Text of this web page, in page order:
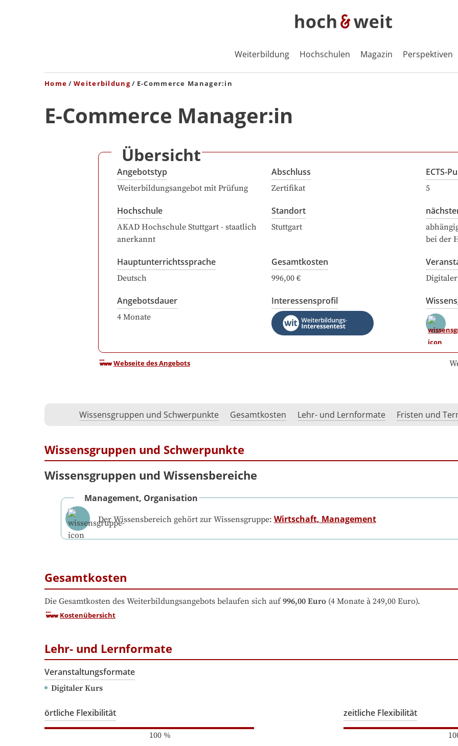
Weiterbildung Hochschulen Magazin Perspektiven
Home Weiterbildung E-Commerce Manager:in
E-Commerce Manager:in
Übersicht
Angebotstyp
Weiterbildungsangebot mit Prüfung
Abschluss
Zertifikat
ECTS-
5
Hochschule
AKAD Hochschule Stuttgart - staatlich
anerkannt
Standort
Stuttgart
bei der
Hauptunterrichtssprache
Deutsch
Gesamtkosten
996,00 €
Angebotsdauer
4 Monate
Interessensprofil
Webseite des Angebots
Wissensgruppen und Schwerpunkte Gesamtkosten Lehr- und Lernformate Fristen und
Wissensgruppen und Schwerpunkte
Wissensgruppen und Wissensbereiche
Management, Organisation
Der Wissensbereich gehört zur Wissensgruppe: Wirtschaft, Management
Gesamtkosten
Die Gesamtkosten des Weiterbildungsangebots belaufen sich auf 996,00 Euro (4 Monate à 249,00 Euro).
Kostenübersicht
Lehr- und Lernformate
Veranstaltungsformate
Digitaler Kurs
örtliche Flexibilität
100%
zeitliche Flexibilität